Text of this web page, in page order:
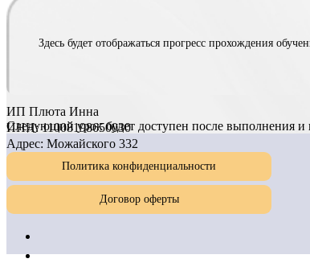
Здесь будет отображаться прогресс прохождения
Следующий урок будет доступен после выполнения и
ИП Плюта Инна
ИНН: 11008198650030
Адрес: Можайского 332
Политика конфиденциальности
Договор оферты